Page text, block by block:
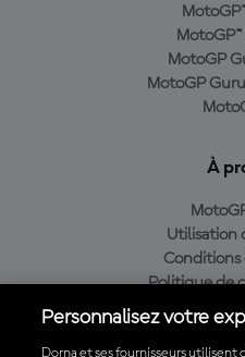
MotoGP
MotoGP
À
Utilisation
Conditions
Politique de
Politique
Personnalisez votre
Dorna et ses fournisseurs utilisent